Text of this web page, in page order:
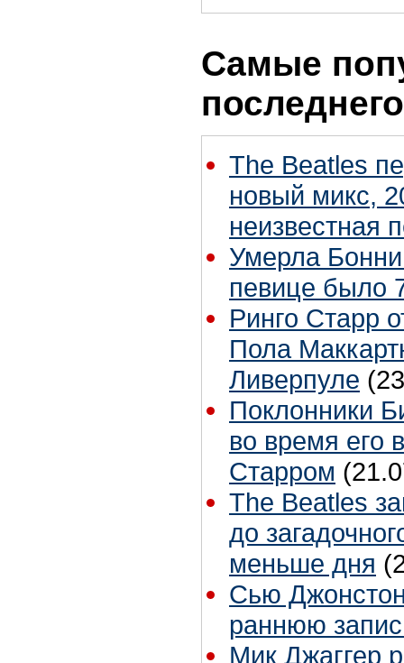
Самые
The Beatles
новый микс,
неизвестная
Умерла
певице было
Ринго Старр
Пола
Ливерпуле
Поклонники
во время его
Старром
The Beatles
до
меньше дня
Сью
раннюю
Мик Джаггер